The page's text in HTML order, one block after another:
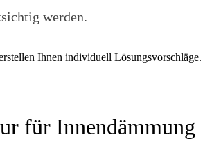
werden.
Ihnen individuell
für Innendämmung